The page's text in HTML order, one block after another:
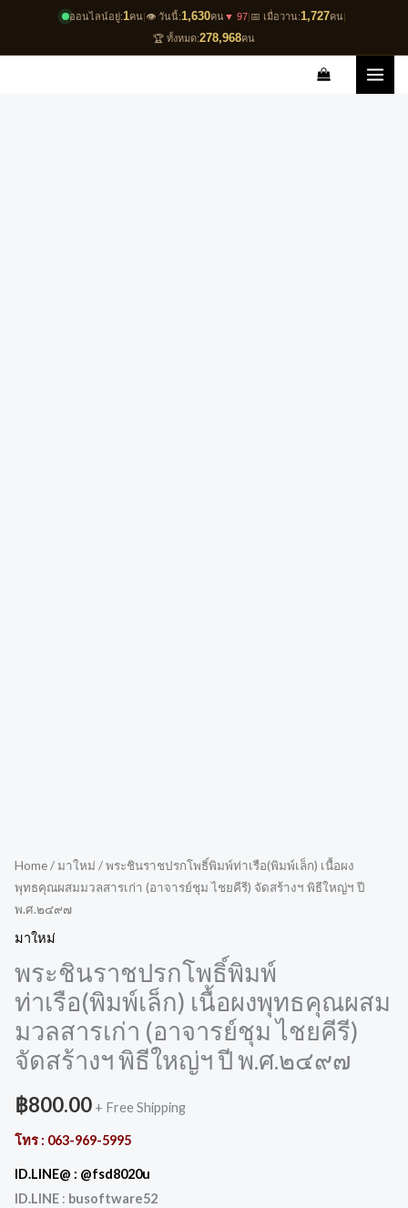
ออนไลน์อยู่:1คน|👁️ วันนี้:1,630คน▼ 97|📅 เมื่อวาน:1,727คน|
🏆 ทั้งหมด:278,968คน
content
Home/ มาใหม่ / พระชินราชปรกโพธิ์พิมพ์ท่าเรือ(พิมพ์เล็ก) เนื้อผง
พุทธคุณผสมมวลสารเก่า (อาจารย์ชุม ไชยคีรี) จัดสร้างฯ พิธีใหญ่ฯ ปี
พ.ศ.๒๔๙๗
มาใหม่
พระชินราชปรกโพธิ์พิมพ์
ท่าเรือ(พิมพ์เล็ก) เนื้อผงพุทธคุณผสม
มวลสารเก่า (อาจารย์ชุม ไชยคีรี)
จัดสร้างฯ พิธีใหญ่ฯ ปี พ.ศ.๒๔๙๗
฿800.00 + Free Shipping
โทร : 063-969-5995
ID.LINE@ : @fsd8020u
ID.LINE : busoftware52